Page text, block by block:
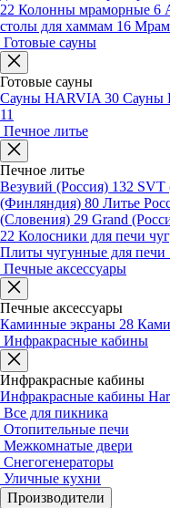
22 Колонны мраморные 6
столы для хаммам 16
Готовые сауны
Готовые сауны
Сауны HARVIA 30 Сауны
11
Печное литье
Печное литье
Везувий (Россия) 132 SVT
(Финляндия) 80 Литье
(Словения) 29 Grand
22 Колосники для печи
Плиты чугунные для печи
Печные аксессуары
Печные аксессуары
Каминные экраны 28
Инфракрасные кабины
Инфракрасные кабины
Инфракрасные кабины
Все для пикника
Отопительные печи
Межкомнатые двери
Снегогенераторы
Уличные кухни
Производители